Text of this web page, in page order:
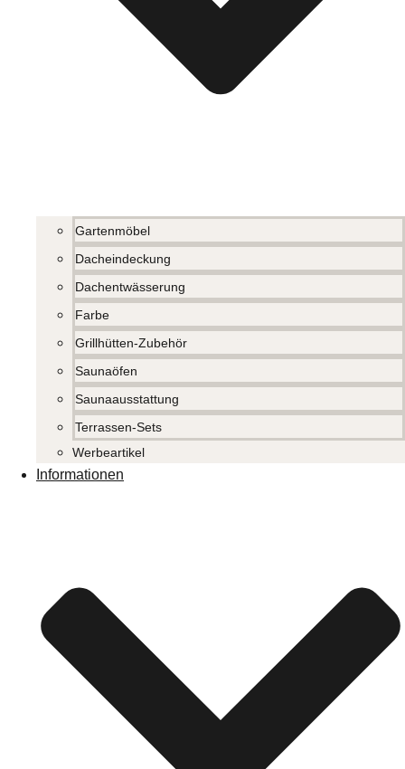
Gartenmöbel
Dacheindeckung
Dachentwässerung
Farbe
Grillhütten-Zubehör
Saunaöfen
Saunaausstattung
Terrassen-Sets
Werbeartikel
Informationen